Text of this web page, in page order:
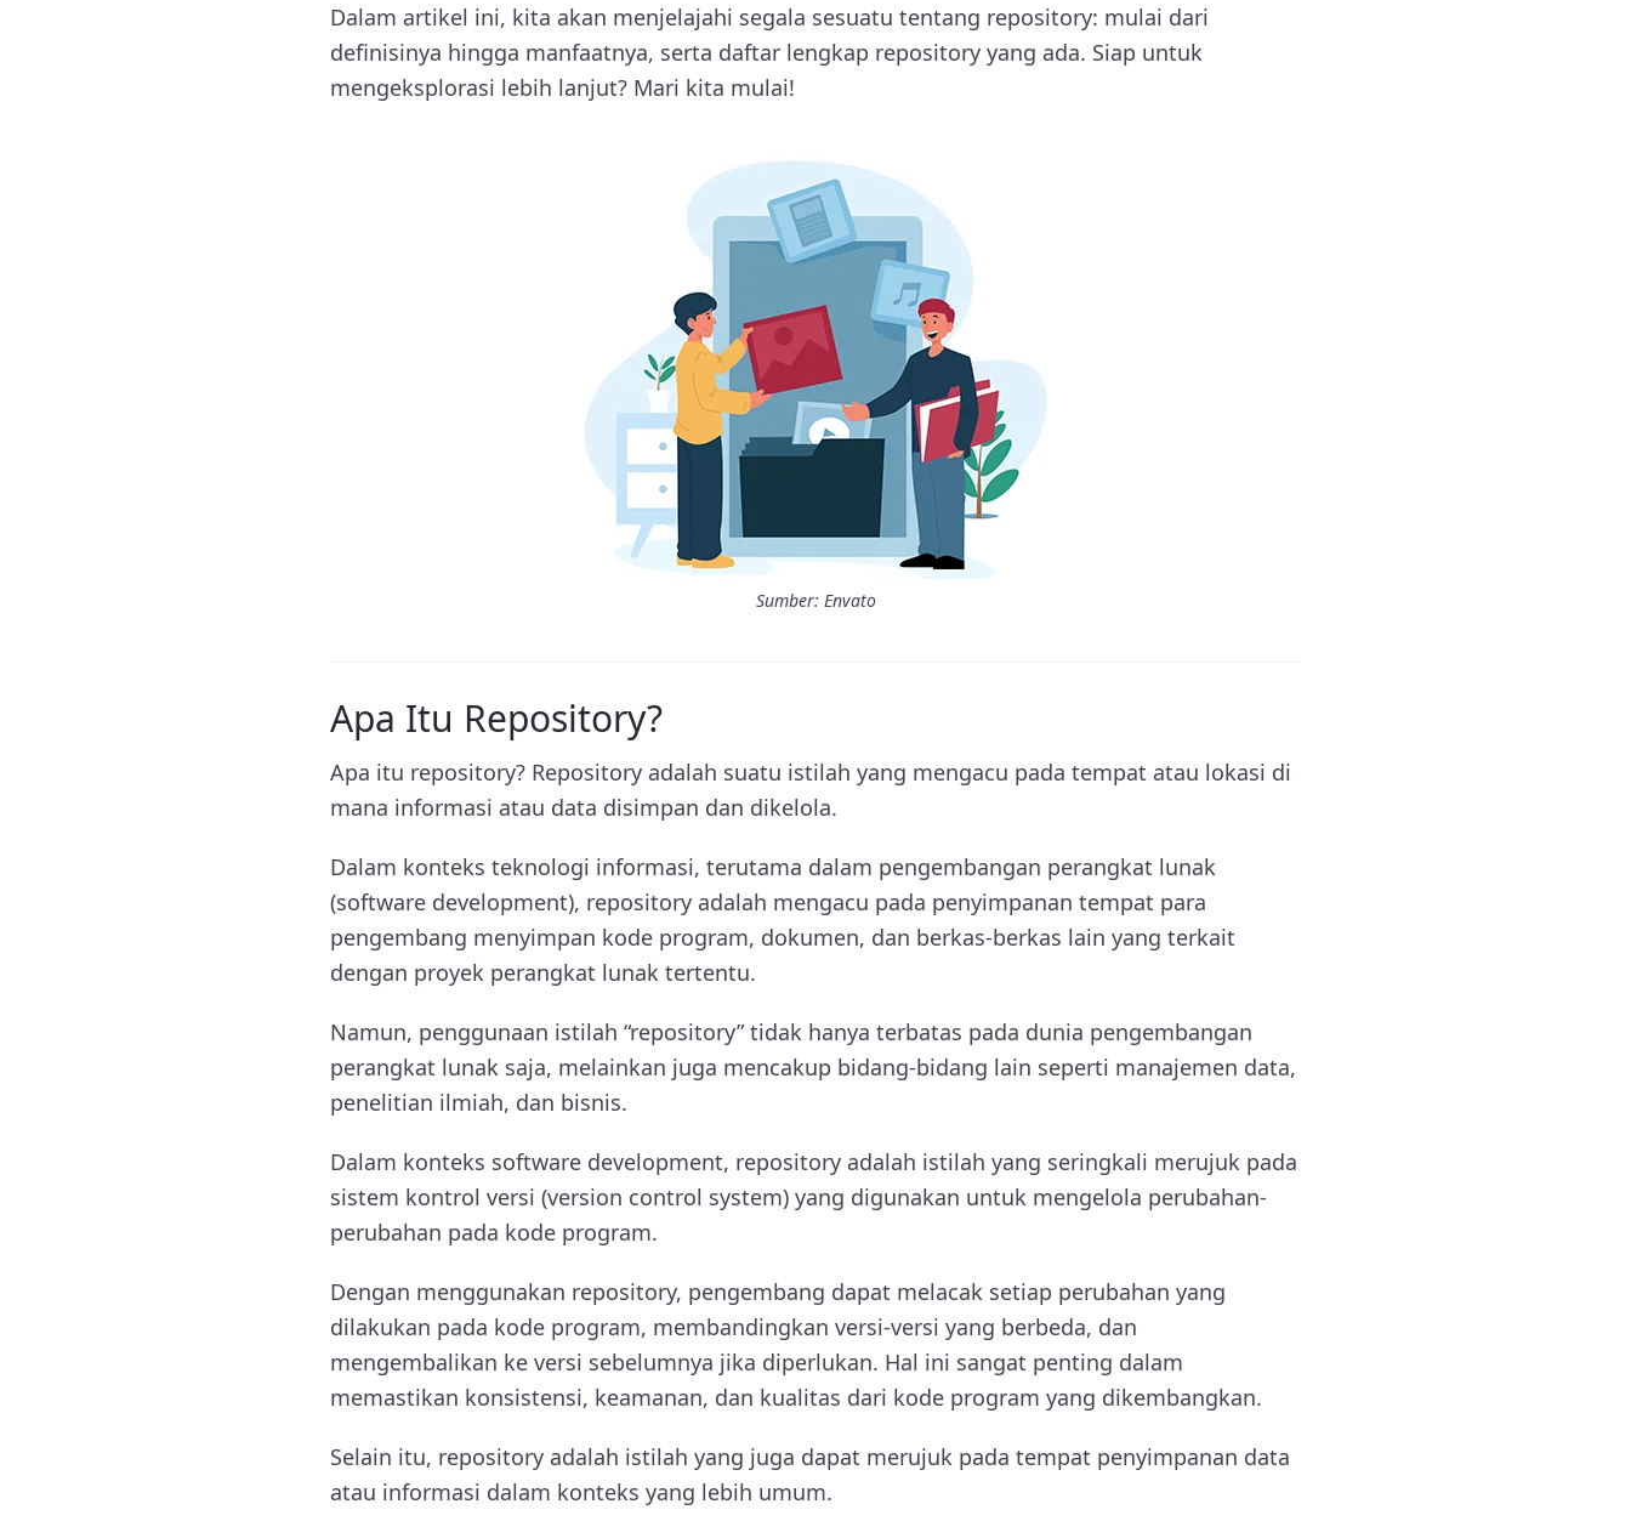
Dalam artikel ini, kita akan menjelajahi segala sesuatu tentang repository: mulai dari
definisinya hingga manfaatnya, serta daftar lengkap repository yang ada. Siap untuk
mengeksplorasi lebih lanjut? Mari kita mulai!
Sumber: Envato
Apa Itu Repository?
Apa itu repository? Repository adalah suatu istilah yang mengacu pada tempat atau lokasi di
mana informasi atau data disimpan dan dikelola.
Dalam konteks teknologi informasi, terutama dalam pengembangan perangkat lunak
(software development), repository adalah mengacu pada penyimpanan tempat para
pengembang menyimpan kode program, dokumen, dan berkas-berkas lain yang terkait
dengan proyek perangkat lunak tertentu.
Namun, penggunaan istilah “repository” tidak hanya terbatas pada dunia pengembangan
perangkat lunak saja, melainkan juga mencakup bidang-bidang lain seperti manajemen data,
penelitian ilmiah, dan bisnis.
Dalam konteks software development, repository adalah istilah yang seringkali merujuk pada
sistem kontrol versi (version control system) yang digunakan untuk mengelola perubahan-
perubahan pada kode program.
Dengan menggunakan repository, pengembang dapat melacak setiap perubahan yang
dilakukan pada kode program, membandingkan versi-versi yang berbeda, dan
mengembalikan ke versi sebelumnya jika diperlukan. Hal ini sangat penting dalam
memastikan konsistensi, keamanan, dan kualitas dari kode program yang dikembangkan.
Selain itu, repository adalah istilah yang juga dapat merujuk pada tempat penyimpanan data
atau informasi dalam konteks yang lebih umum.